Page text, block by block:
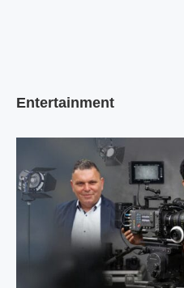
Entertainment